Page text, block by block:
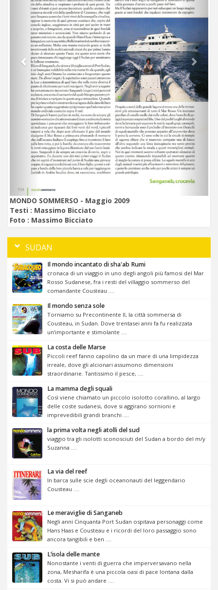
MONDO SOMMERSO - Maggio 2009
Testi : Massimo Bicciato
Foto : Massimo Bicciato
SUDAN
Il mondo incantato di sha'ab Rumi
cronaca di un viaggio in uno degli angoli più famosi del Mar
Rosso Sudanese, fra i resti del villaggio sommerso del
comandante Cousteau ....
Il mondo senza sole
Torniamo su Precontinente II, la città sommersa di
Cousteau, in Sudan. Dove trentasei anni fa fu realizzata
un’importante e stimolante ....
La costa delle Marse
Piccoli reef fanno capolino da un mare di una limpidezza
irreale, dove gli alcionari assumono dimensioni
straordinarie. Tantissimo il pesce, ....
La mamma degli squali
Così viene chiamato un piccolo isolotto corallino, al largo
delle coste sudanesi, dove si aggirano sornioni e
imprevedibili grandi branchi ....
la prima volta negli atolli del sud
viaggio tra gli isolotti sconosciuti del Sudan a bordo del m/y
Suzanna ....
La via del reef
In barca sulle scie degli oceanonauti del leggendario
Cousteau ....
Le meraviglie di Sanganeb
Negli anni Cinquanta Port Sudan ospitava personaggi come
Hans Haas e Cousteau e i ricordi del loro passaggio sono
ancora tangibili e ben ....
L’isola delle mante
Nonostante i venti di guerra che imperversavano nella
zona, Mesharifa è una piccola oasi di pace lontana dalla
costa. Vi si può andare ....